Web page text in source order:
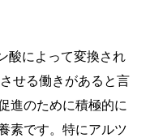
酸によって変換され
せる働きがあると言
進のために積極的に
素です。特にアルツ